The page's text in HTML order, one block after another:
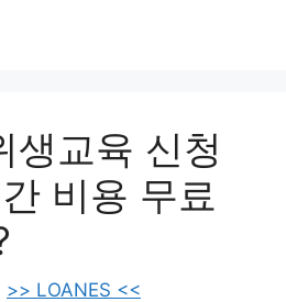
생교육 신청
비용 무료
>> LOANES <<